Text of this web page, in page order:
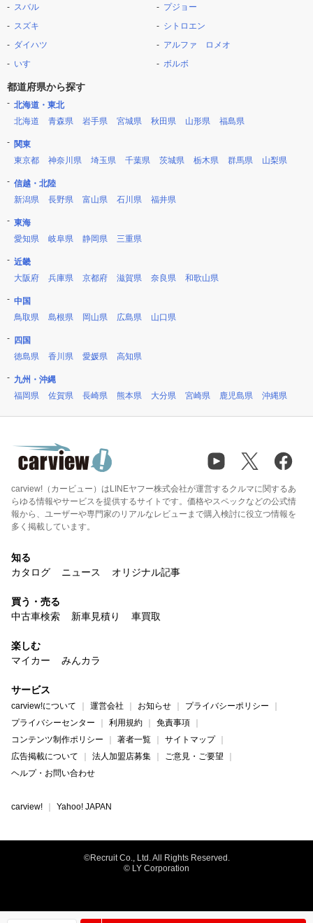
スバル
スズキ
ダイハツ
いすゞ
プジョー
シトロエン
アルファ ロメオ
ボルボ
都道府県から探す
北海道・東北
北海道
青森県 岩手県 宮城県 秋田県 山形県 福島県
関東
東京都
神奈川県 埼玉県 千葉県 茨城県 栃木県 群馬県 山梨県
信越・北陸
新潟県
長野県 富山県 石川県 福井県
東海
愛知県
岐阜県 静岡県 三重県
近畿
大阪府
兵庫県 京都府 滋賀県 奈良県 和歌山県
中国
鳥取県
島根県 岡山県 広島県 山口県
四国
徳島県
香川県 愛媛県 高知県
九州・沖縄
福岡県
佐賀県 長崎県 熊本県 大分県 宮崎県 鹿児島県 沖縄県
carview!（カービュー）はLINEヤフー株式会社が運営するクルマに関するあ
らゆる情報やサービスを提供するサイトです。価格やスペックなどの公式情
報から、ユーザーや専門家のリアルなレビューまで購入検討に役立つ情報を
多く掲載しています。
知る
カタログ
ニュース オリジナル記事
買う・売る
中古車検索
新車見積り 車買取
楽しむ
マイカー
みんカラ
サービス
carview!について 運営会社 お知らせ
プライバシーポリシー
プライバシーセンター
利用規約
免責事項
コンテンツ制作ポリシー
著者一覧
サイトマップ
広告掲載について
法人加盟店募集
ご意見・ご要望
ヘルプ・お問い合わせ
carview! Yahoo! JAPAN
©Recruit Co., Ltd. All Rights Reserved.
© LY Corporation